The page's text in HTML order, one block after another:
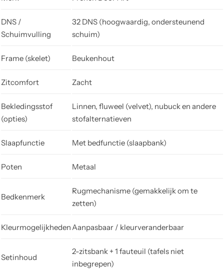
DNS /
Schuimvulling
32 DNS (hoogwaardig, ondersteunend
schuim)
Frame (skelet) Beukenhout
Zitcomfort Zacht
Bekledingsstof
(opties)
Linnen, fluweel (velvet), nubuck en andere
stofalternatieven
Slaapfunctie Met bedfunctie (slaapbank)
Poten Metaal
Bedkenmerk
Rugmechanisme (gemakkelijk om te
zetten)
KleurmogelijkhedenAanpasbaar / kleurveranderbaar
Setinhoud
2-zitsbank + 1 fauteuil (tafels niet
inbegrepen)